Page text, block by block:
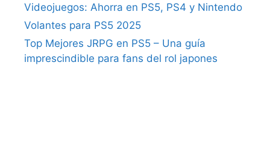
Videojuegos: Ahorra en PS5, PS4 y Nintendo
Volantes para PS5 2025
Top Mejores JRPG en PS5 – Una guía
imprescindible para fans del rol japones